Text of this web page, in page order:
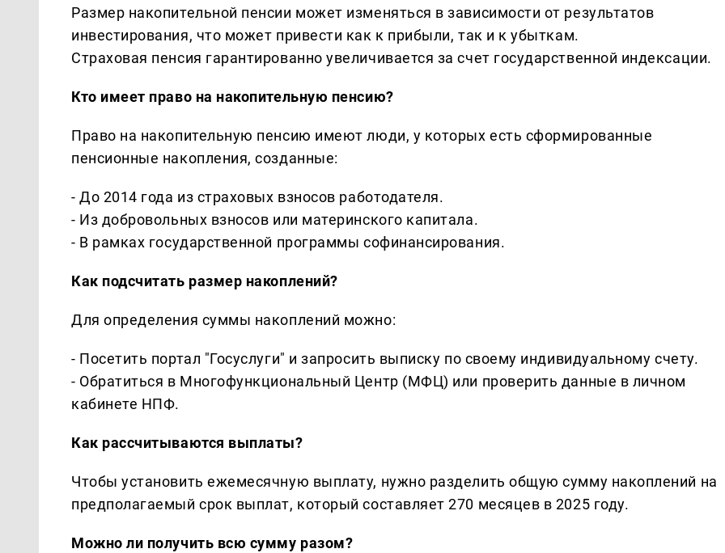
Размер накопительной пенсии может изменяться в зависимости от результатов
инвестирования, что может привести как к прибыли, так и к убыткам.
Страховая пенсия гарантированно увеличивается за счет государственной индексации.
Кто имеет право на накопительную пенсию?
Право на накопительную пенсию имеют люди, у которых есть сформированные
пенсионные накопления, созданные:
- До 2014 года из страховых взносов работодателя.
- Из добровольных взносов или материнского капитала.
- В рамках государственной программы софинансирования.
Как подсчитать размер накоплений?
Для определения суммы накоплений можно:
- Посетить портал "Госуслуги" и запросить выписку по своему индивидуальному счету.
- Обратиться в Многофункциональный Центр (МФЦ) или проверить данные в личном
кабинете НПФ.
Как рассчитываются выплаты?
Чтобы установить ежемесячную выплату, нужно разделить общую сумму накоплений на
предполагаемый срок выплат, который составляет 270 месяцев в 2025 году.
Можно ли получить всю сумму разом?